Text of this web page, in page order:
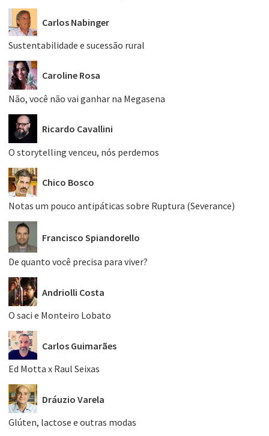
Carlos Nabinger
Sustentabilidade e sucessão rural
Caroline Rosa
Não, você não vai ganhar na Megasena
Ricardo Cavallini
O storytelling venceu, nós perdemos
Chico Bosco
Notas um pouco antipáticas sobre Ruptura (Severance)
Francisco Spiandorello
De quanto você precisa para viver?
Andriolli Costa
O saci e Monteiro Lobato
Carlos Guimarães
Ed Motta x Raul Seixas
Dráuzio Varela
Glúten, lactose e outras modas